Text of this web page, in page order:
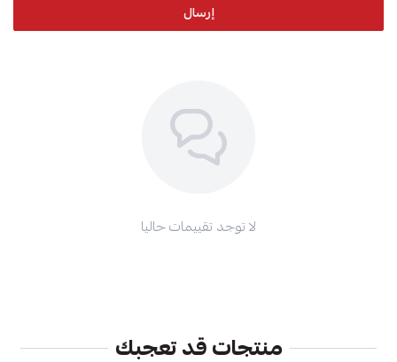
إرسال
لا توجد تقييمات حاليا
منتجات قد تعجبك